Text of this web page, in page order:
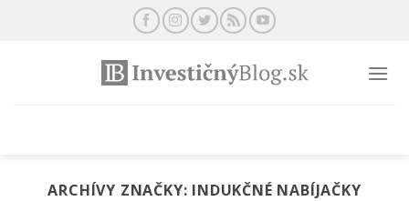
ARCHÍVY ZNAČKY: INDUKČNÉ NABÍJAČKY